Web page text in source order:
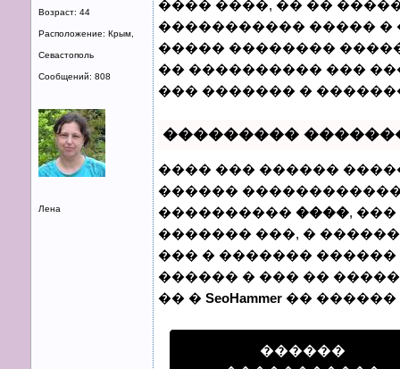
Возраст: 44
Расположение: Крым,
Севастополь
Сообщений: 808
Лена
���� ����, �� ��
����������� ����� �
����� ��������
�� ���������� ���
��� ������� �
���������
���� ��� ������
������
���������� ����,
������� ���, �
��� � ������� ������
������ � ��� ��
�� � SeoHammer �� ������
������